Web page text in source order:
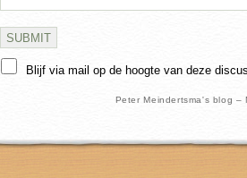
Blijf via mail op de hoogte van deze
Peter Meindertsma's blog